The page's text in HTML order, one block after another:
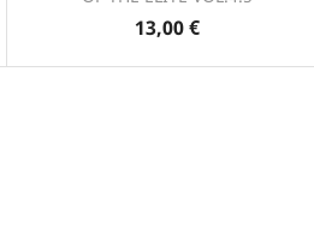
13,00 €
Anteprima